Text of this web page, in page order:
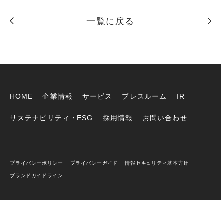
一覧に戻る
HOME 企業情報 サービス プレスルーム IR
サステナビリティ・ESG 採用情報 お問い合わせ
プライバシーポリシー プライバシーガイド
情報セキュリティ基本方針
ブランドガイドライン